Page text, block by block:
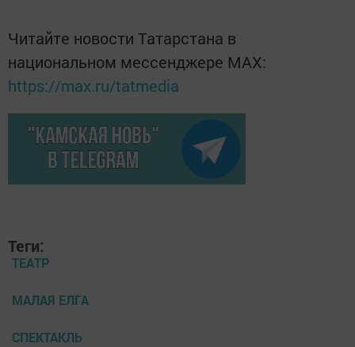
Читайте новости Татарстана в
национальном мессенджере MАХ:
https://max.ru/tatmedia
Теги:
ТЕАТР
МАЛАЯ ЕЛГА
СПЕКТАКЛЬ